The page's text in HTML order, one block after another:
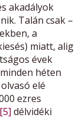
akadályok
Talán csak –
a
miatt, alig
évek
héten
elé
ezres
[5] délvidéki